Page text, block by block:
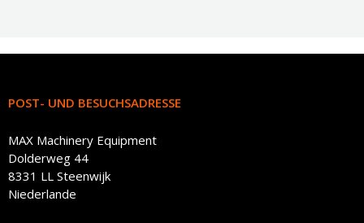
POST- UND BESUCHSADRESSE
MAX Machinery Equipment
Dolderweg 44
8331 LL Steenwijk
Niederlande